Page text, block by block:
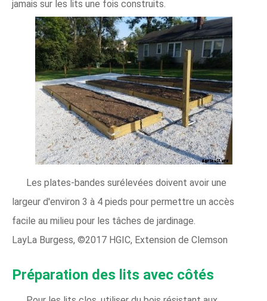
jamais sur les lits une fois construits.
Les plates-bandes surélevées doivent avoir une
largeur d'environ 3 à 4 pieds pour permettre un accès
facile au milieu pour les tâches de jardinage.
LayLa Burgess, ©2017 HGIC, Extension de Clemson
Préparation des lits avec côtés